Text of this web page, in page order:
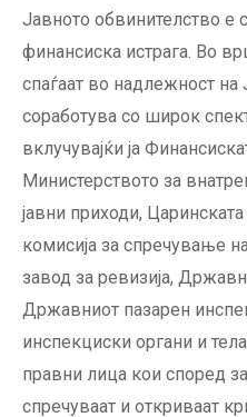
Јавното обвинителство е
финансиска истрага. Во
спаѓаат во надлежност на
соработува со широк
вклучувајќи ја
Министерството за
јавни приходи,
комисија за спречување
завод за ревизија,
Државниот пазарен
инспекциски органи и
правни лица кои според
спречуваат и откриваат